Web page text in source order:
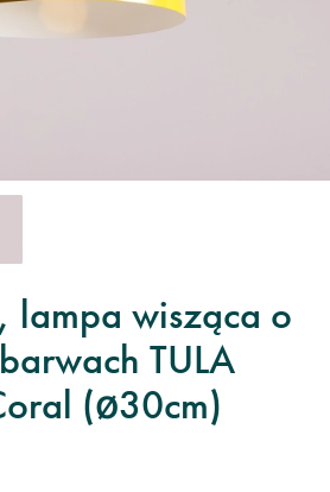
lampa wisząca o
TULA
(ø30cm)